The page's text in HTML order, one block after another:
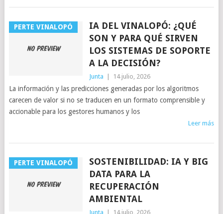
PERTE VINALOPÓ
IA DEL VINALOPÓ: ¿QUÉ
SON Y PARA QUÉ SIRVEN
LOS SISTEMAS DE SOPORTE
A LA DECISIÓN?
Junta | 14 julio, 2026
La información y las predicciones generadas por los algoritmos
carecen de valor si no se traducen en un formato comprensible y
accionable para los gestores humanos y los
Leer más
PERTE VINALOPÓ
SOSTENIBILIDAD: IA Y BIG
DATA PARA LA
RECUPERACIÓN
AMBIENTAL
Junta | 14 julio, 2026